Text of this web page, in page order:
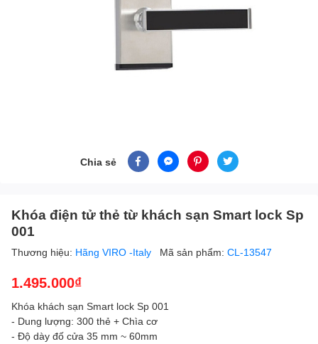
Chia sẻ
Khóa điện tử thẻ từ khách sạn Smart lock Sp
001
Thương hiệu: Hãng VIRO -Italy Mã sản phẩm: CL-13547
1.495.000₫
Khóa khách sạn Smart lock Sp 001
- Dung lượng: 300 thẻ + Chìa cơ
- Độ dày đố cửa 35 mm ~ 60mm